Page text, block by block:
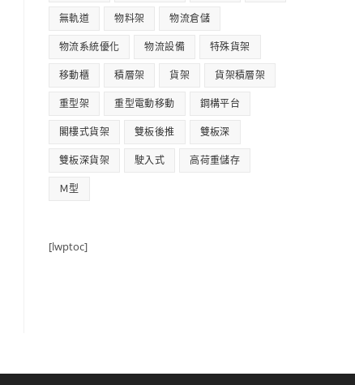
無軌道 物料架 物流倉儲
物流系統優化 物流設備 特殊貨架
移動櫃 積層架 貨架 貨架積層架
重型架 重型電動移動 鋼構平台
閣樓式貨架 雙板後推 雙板深
雙板深貨架 駛入式 高荷重儲存
Ｍ型
[lwptoc]